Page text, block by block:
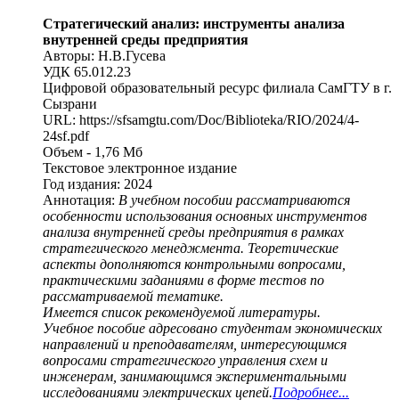
Стратегический анализ: инструменты анализа
внутренней среды предприятия
Авторы: Н.В.Гусева
УДК 65.012.23
Цифровой образовательный ресурс филиала СамГТУ в г.
Сызрани
URL: https://sfsamgtu.com/Doc/Biblioteka/RIO/2024/4-
24sf.pdf
Объем - 1,76 Мб
Текстовое электронное издание
Год издания: 2024
Аннотация: В учебном пособии рассматриваются
особенности использования основных инструментов
анализа внутренней среды предприятия в рамках
стратегического менеджмента. Теоретические
аспекты дополняются контрольными вопросами,
практическими заданиями в форме тестов по
рассматриваемой тематике.
Имеется список рекомендуемой литературы.
Учебное пособие адресовано студентам экономических
направлений и преподавателям, интересующимся
вопросами стратегического управления схем и
инженерам, занимающимся экспериментальными
исследованиями электрических цепей.Подробнее...